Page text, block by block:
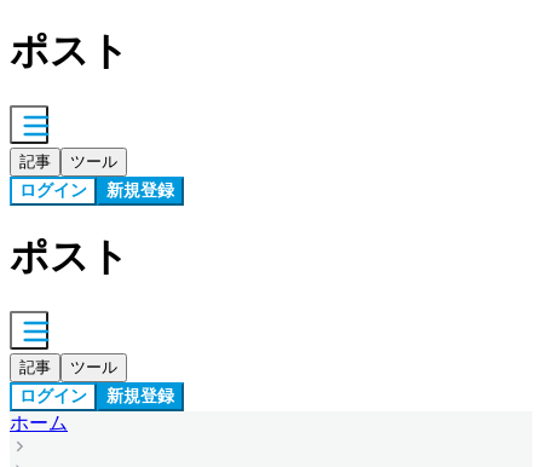
ポスト
記事 ツール
ログイン 新規登録
ポスト
記事 ツール
ログイン 新規登録
ホーム